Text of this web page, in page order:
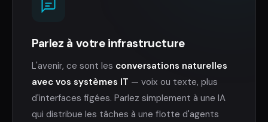
Parlez à votre infrastructure
L'avenir, ce sont les conversations naturelles
avec vos systèmes IT — voix ou texte, plus
d'interfaces figées. Parlez simplement à une IA
qui distribue les tâches à une flotte d'agents